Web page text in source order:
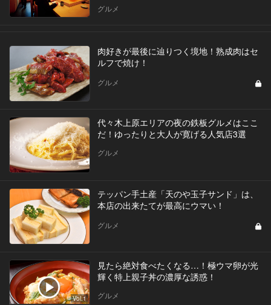
グルメ
肉好きが最後に辿りつく境地！熟成肉はセ
ルフで焼け！
グルメ
代々木上原エリアの夜の鉄板グルメはここ
だ！ゆったりと大人が寛げる人気店3選
グルメ
テッパン手土産「天のや玉子サンド」は、
本店の出来たてが最高にウマい！
グルメ
Vol.1
見たら絶対食べたくなる…！極ウマ卵が光
輝く特上親子丼の濃厚な誘惑！
グルメ